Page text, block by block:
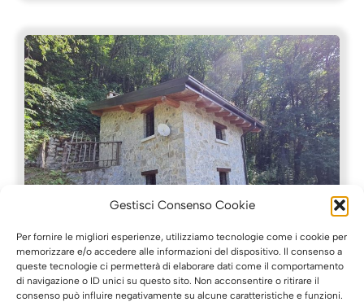
Gestisci Consenso Cookie
Per fornire le migliori esperienze, utilizziamo tecnologie come i cookie per
memorizzare e/o accedere alle informazioni del dispositivo. Il consenso a
queste tecnologie ci permetterà di elaborare dati come il comportamento
di navigazione o ID unici su questo sito. Non acconsentire o ritirare il
consenso può influire negativamente su alcune caratteristiche e funzioni.
Locale commerciale Negozio
Capo di Ponte